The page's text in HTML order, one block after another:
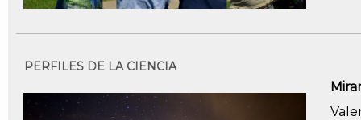
PERFILES DE LA CIENCIA